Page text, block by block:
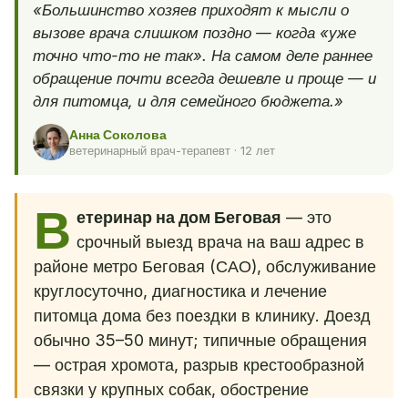
«Большинство хозяев приходят к мысли о
вызове врача слишком поздно — когда «уже
точно что-то не так». На самом деле раннее
обращение почти всегда дешевле и проще — и
для питомца, и для семейного бюджета.»
Анна Соколова
ветеринарный врач-терапевт · 12 лет
В етеринар на дом Беговая — это
срочный выезд врача на ваш адрес в
районе метро Беговая (САО), обслуживание
круглосуточно, диагностика и лечение
питомца дома без поездки в клинику. Доезд
обычно 35–50 минут; типичные обращения
— острая хромота, разрыв крестообразной
связки у крупных собак, обострение